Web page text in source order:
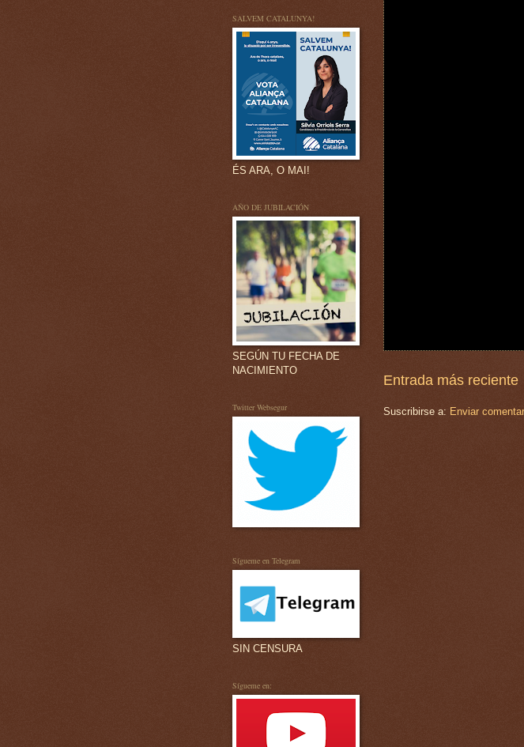
Entrada más reciente
Suscribirse a: Enviar
SALVEM CATALUNYA!
ÉS ARA, O MAI!
AÑO DE JUBILACIÓN
SEGÚN TU FECHA DE
NACIMIENTO
Twitter Websegur
Sígueme en Telegram
SIN CENSURA
Sígueme en: